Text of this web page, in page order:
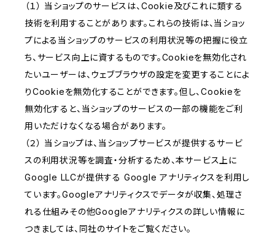
（１） 当ショップのサービスは、Cookie及びこれに類する
技術を利用することがあります。これらの技術は、当ショッ
プによる当ショップのサービスの利用状況等の把握に役立
ち、サービス向上に資するものです。Cookieを無効化され
たいユーザーは、ウェブブラウザの設定を変更することによ
りCookieを無効化することができます。但し、Cookieを
無効化すると、当ショップのサービスの一部の機能をご利
用いただけなくなる場合があります。
（２） 当ショップは、当ショップサービスが提供するサービ
スの利用状況等を調査・分析するため、本サービス上に
Google LLCが提供する Google アナリティクスを利用し
ています。Googleアナリティクスでデータが収集、処理さ
れる仕組みその他Googleアナリティクスの詳しい情報に
つきましては、同社のサイトをご覧ください。